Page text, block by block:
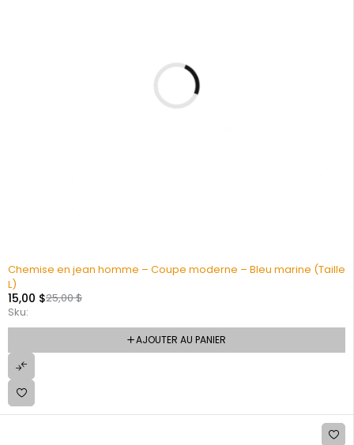
Chemise en jean homme – Coupe moderne – Bleu marine (Taille
L)
25,00$
15,00 $
Sku:
AJOUTER AU PANIER